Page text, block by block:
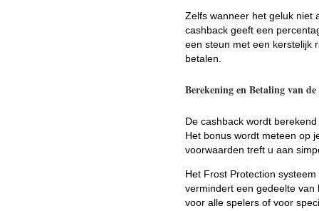
Zelfs wanneer het geluk niet
cashback geeft een
een steun met een kerstelijk
betalen.
Berekening en Betaling van
De cashback wordt
Het bonus wordt meteen op
voorwaarden treft u aan
Het Frost Protection
vermindert een gedeelte
voor alle spelers of voor